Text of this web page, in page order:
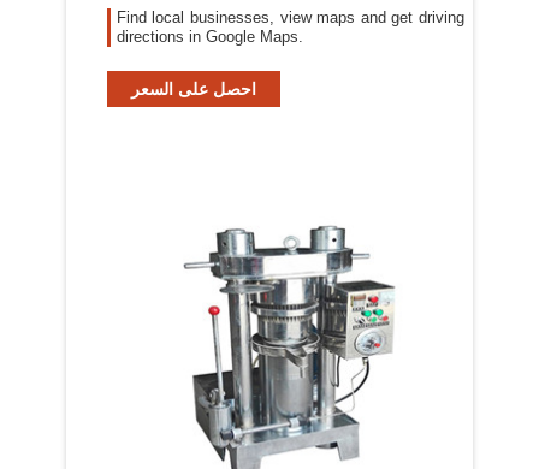
Find local businesses, view maps and get driving
directions in Google Maps.
احصل على السعر